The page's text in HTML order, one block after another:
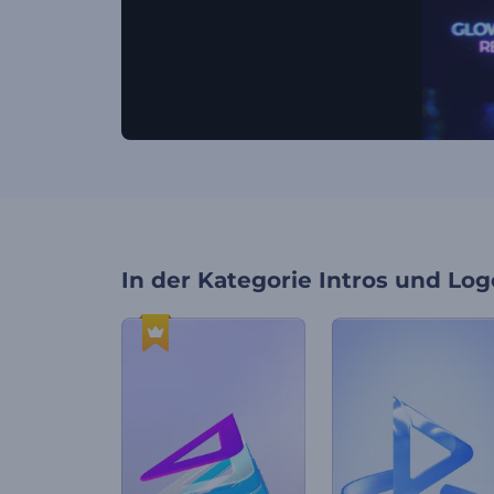
In der Kategorie Intros und